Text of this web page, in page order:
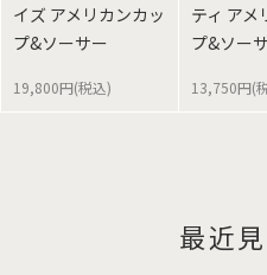
イズ アメリカンカッ
プ&ソーサー
19,800円(税込)
ティ アメ
プ&ソー
13,750円(
最近